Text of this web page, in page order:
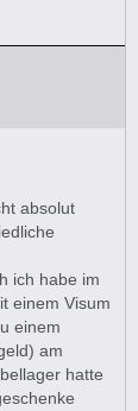
absolut
ich habe im
einem Visum
einem
am
hatte